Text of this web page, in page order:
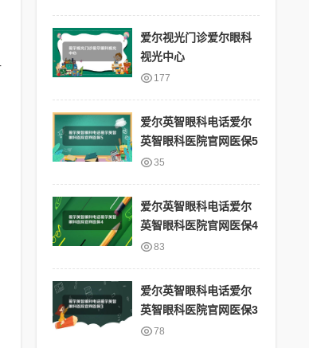
爱尔视光门诊爱尔眼科
视光中心
177
爱尔英智眼科电话爱尔
英智眼科医院官网医保5
35
爱尔英智眼科电话爱尔
英智眼科医院官网医保4
83
爱尔英智眼科电话爱尔
英智眼科医院官网医保3
78